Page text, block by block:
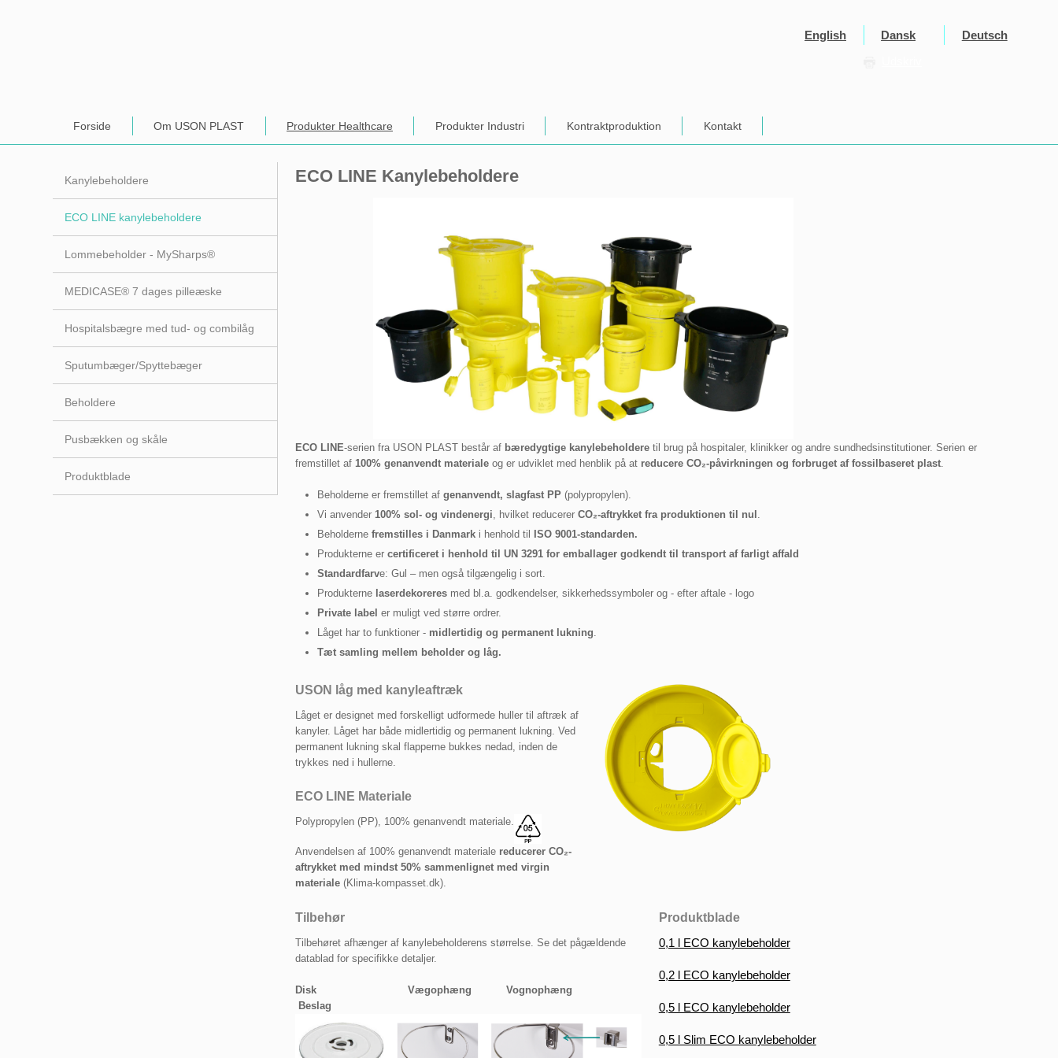
English Dansk
Deutsch
Forside Om USON PLAST Produkter Healthcare Produkter Industri Kontraktproduktion Kontakt
Kanylebeholdere
ECO LINE kanylebeholdere
Lommebeholder - MySharps®
MEDICASE® 7 dages pilleæske
Hospitalsbægre med tud- og combilåg
Sputumbæger/Spyttebæger
Beholdere
Pusbækken og skåle
Produktblade
ECO LINE Kanylebeholdere
ECO LINE-serien fra USON PLAST består af bæredygtige kanylebeholderetil brug på hospitaler, klinikker og andre sundhedsinstitutioner. Serien er
fremstillet af 100% genanvendt materialeog er udviklet med henblik på at reducere CO₂-påvirkningen og forbruget af fossilbaseret plast.
Beholderne er fremstillet af genanvendt, slagfast PP (polypropylen).
Vi anvender 100% sol- og vindenergi , hvilket reducerer CO₂-aftrykket fra produktionen til nul
Beholderne fremstilles i Danmarki henhold til ISO 9001-standarden.
Produkterne er certificeret i henhold til UN 3291 for emballager godkendt til transport af farligt affald
Standardfarve: Gul – men også tilgængelig i sort.
Produkterne laserdekoreresmed bl.a. godkendelser, sikkerhedssymboler og - efter aftale - logo
Private label er muligt ved større ordrer.
Låget har to funktioner - midlertidig og permanent lukning
Tæt samling mellem beholder og låg.
USON låg med kanyleaftræk
Låget er designet med forskelligt udformede huller til aftræk af
kanyler. Låget har både midlertidig og permanent lukning. Ved
permanent lukning skal flapperne bukkes nedad, inden de
trykkes ned i hullerne.
ECO LINE Materiale
​Polypropylen (PP), 100% genanvendt materiale.
​​Anvendelsen af 100% genanvendt materiale reducerer CO₂-
aftrykket med mindst 50% sammenlignet med virgin
materiale(Klima-kompasset.dk).
Tilbehør
​Tilbehøret afhænger af kanylebeholderens størrelse. Se det pågældende
datablad for specifikke detaljer.
Disk
Vægophæng Vognophæng
Beslag
Produktblade
​0,1 l ECO kanylebeholder
0,2 l ECO kanylebeholder
0,5 l ECO kanylebeholder
0,5 l Slim ECO kanylebeholder